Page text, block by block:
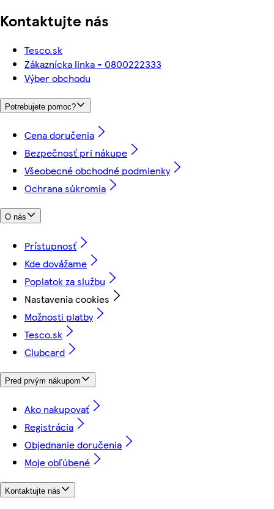
Kontaktujte nás
Tesco.sk
Zákaznícka linka - 0800222333
Výber obchodu
Potrebujete pomoc?
Cena doručenia
Bezpečnosť pri nákupe
Všeobecné obchodné podmienky
Ochrana súkromia
O nás
Prístupnosť
Kde dovážame
Poplatok za službu
Nastavenia cookies
Možnosti platby
Tesco.sk
Clubcard
Pred prvým nákupom
Ako nakupovať
Registrácia
Objednanie doručenia
Moje obľúbené
Kontaktujte nás